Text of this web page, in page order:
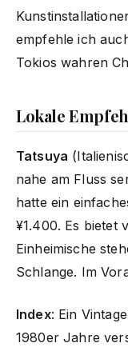
empfehle ich
Tokios wahren
Lokale
Tatsuya
nahe am Fluss
hatte ein
¥1.400. Es bietet
Einheimische
Schlange. Im
Index: Ein
1980er Jahre